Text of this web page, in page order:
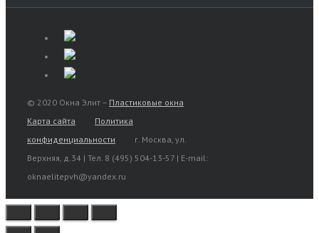
© 2020 Окна Элит – Пластиковые окна
Карта сайта
Политика
конфиденциальности г. Москва, ул.
Верхняя, д.34 | Тел. 8 (495) 504-13-57 | E-mail:
oknaelitepvh@yandex.ru